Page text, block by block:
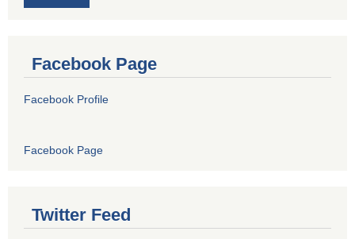
Facebook Page
Facebook Profile
Facebook Page
Twitter Feed